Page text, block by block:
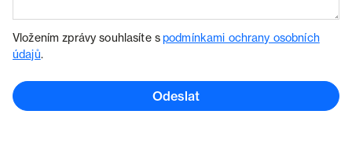
Vložením zprávy souhlasíte spodmínkami ochrany osobních
údajů.
Odeslat